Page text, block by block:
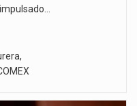
,